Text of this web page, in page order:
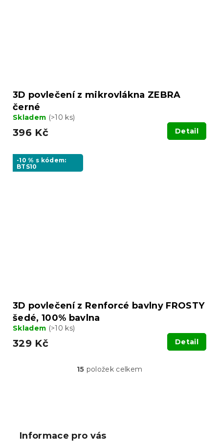
3D povlečení z mikrovlákna ZEBRA
černé
Skladem (>10 ks)
396 Kč Detail
-10 % s kódem:
BTS10
3D povlečení z Renforcé bavlny FROSTY
šedé, 100% bavlna
Skladem (>10 ks)
329 Kč Detail
O
15 položek celkem
Informace pro vás